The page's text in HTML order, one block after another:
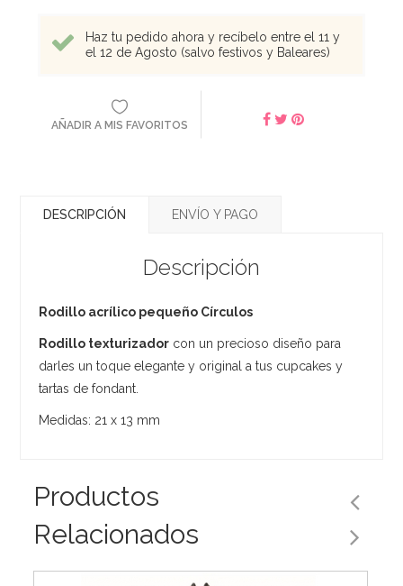
Haz tu pedido ahora y recíbelo entre el 11 y
el 12 de Agosto (salvo festivos y Baleares)
AÑADIR A MIS FAVORITOS
DESCRIPCIÓN ENVÍO Y PAGO
Descripción
Rodillo acrílico pequeño Círculos
Rodillo texturizador con un precioso diseño para
darles un toque elegante y original a tus cupcakes y
tartas de fondant.
Medidas: 21 x 13 mm
Productos
Relacionados